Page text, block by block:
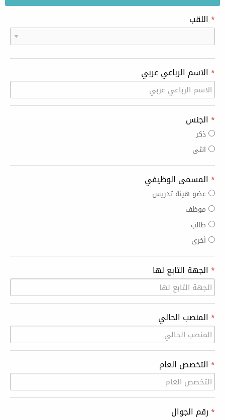
* اللقب
* الاسم الرباعي عربي
* الجنس
ذكر
انثى
* المسمى الوظيفي
عضو هيئة تدريس
موظف
طالب
أخرى
* الجهة التابع لها
* المنصب الحالي
* التخصص العام
*رقم الجوال